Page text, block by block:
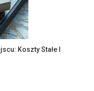
Koszty Stałe I